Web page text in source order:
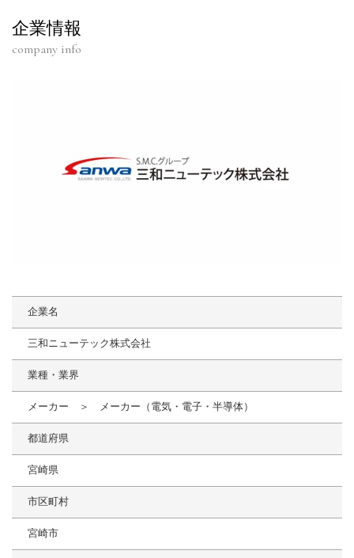
企業情報
company info
企業名
三和ニューテック株式会社
業種・業界
メーカー ＞ メーカー（電気・電子・半導体）
都道府県
宮崎県
市区町村
宮崎市